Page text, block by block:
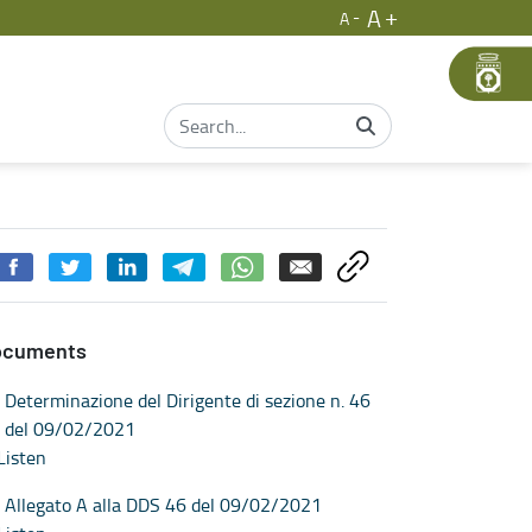
A
A
Determinazione del Dirigente di sezione n. 46
del 09/02/2021
Allegato A alla DDS 46 del 09/02/2021